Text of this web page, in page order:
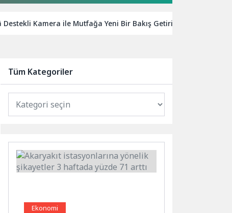
Destekli Kamera ile Mutfağa Yeni Bir Bakış Getiriyor
Tüm Kategoriler
Ekonomi